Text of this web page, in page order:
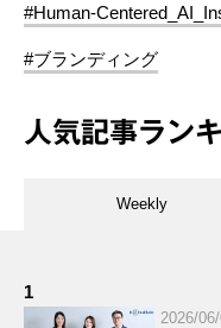
#Human-
#ブランディング
人気記事ラン
Weekly
1
2026/06/